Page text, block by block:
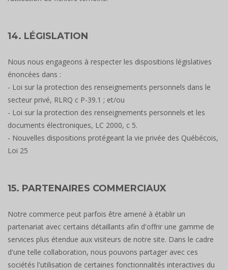
14. LÉGISLATION
Nous nous engageons à respecter les dispositions législatives
énoncées dans :
- Loi sur la protection des renseignements personnels dans le
secteur privé, RLRQ c P-39.1 ; et/ou
- Loi sur la protection des renseignements personnels et les
documents électroniques, LC 2000, c 5.
- Nouvelles dispositions protégeant la vie privée des Québécois,
Loi 25
15. PARTENAIRES COMMERCIAUX
Notre commerce peut parfois être amené à établir un
partenariat avec certains détaillants afin d'offrir une gamme de
services plus étendue aux visiteurs de notre site. Dans le cadre
d'une telle collaboration, nous pouvons partager avec ces
sociétés l'utilisation de certaines fonctionnalités interactives du